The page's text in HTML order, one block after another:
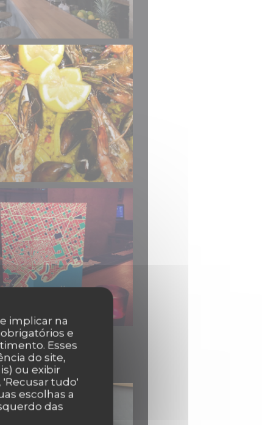
implicar na
e
Esses
do site,
ou exibir
tudo'
escolhas a
das